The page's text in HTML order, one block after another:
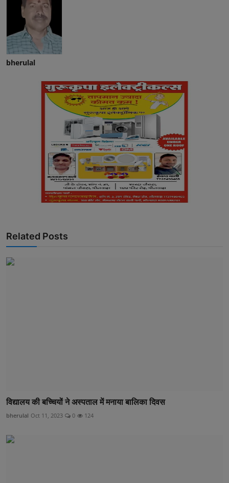
bherulal
Related Posts
विद्यालय की बच्चियों ने अस्पताल में मनाया बालिका दिवस
bherulal Oct 11, 2023 0 124